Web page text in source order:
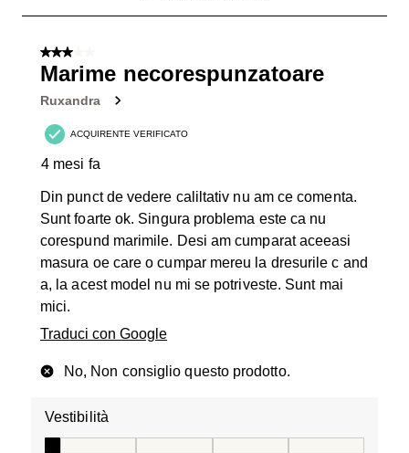
recensioni.
3 su 5 stelle.
Marime necorespunzatoare
Ruxandra
ACQUIRENTE VERIFICATO
4 mesi fa
Din punct de vedere caliltativ nu am ce comenta.
Sunt foarte ok. Singura problema este ca nu
corespund marimile. Desi am cumparat aceeasi
masura oe care o cumpar mereu la dresurile c and
a, la acest model nu mi se potriveste. Sunt mai
mici.
Traduci con Google
No, Non consiglio questo prodotto.
Vestibilità